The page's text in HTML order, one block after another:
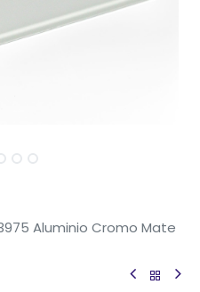
Aluminio Cromo Mate